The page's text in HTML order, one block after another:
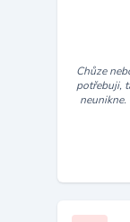
Chůze
potřebuji,